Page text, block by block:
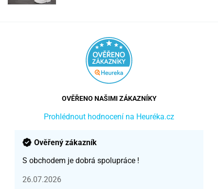
OVĚŘENO NAŠIMI ZÁKAZNÍKY
Prohlédnout hodnocení na Heuréka.cz
Ověřený zákazník
S obchodem je dobrá spolupráce !
26.07.2026